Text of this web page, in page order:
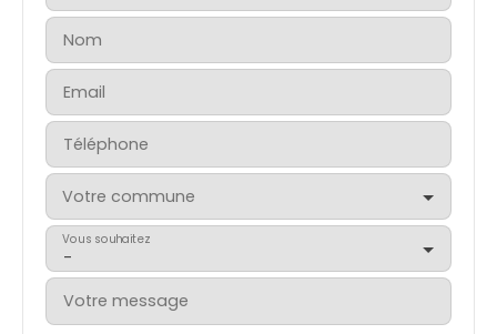
Nom
Email
Téléphone
Votre commune
-
Vous souhaitez
Votre message